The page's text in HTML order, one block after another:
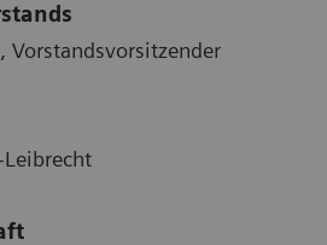
Vorstandsvorsitzender